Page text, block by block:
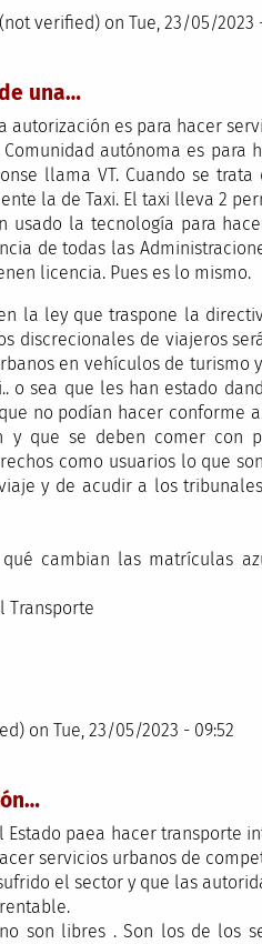
verified) on Tue, 23/05/2023
una…
autorización es para hacer
Comunidad autónoma es
llama VT. Cuando se
la de Taxi. El taxi lleva 2
usado la tecnología para
de todas las
licencia. Pues es lo mismo.
la ley que traspone la
discrecionales de viajeros
en vehículos de turismo
o sea que les han estado
no podían hacer conforme
y que se deben comer con
como usuarios lo que
y de acudir a los
cambian las matrículas
Transporte
on Tue, 23/05/2023 - 09:52
Estado paea hacer transporte
servicios urbanos de
el sector y que las
son libres . Son los de los